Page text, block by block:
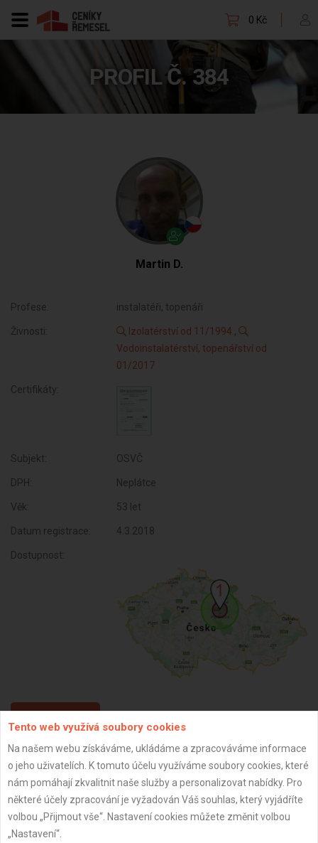
0 Kč
PROFIL Č. 384
Martin D.
Profese: instalatéři, topenáři
Živnosti: Izolatérství od 11/1994 ,
Vodoinstalatérství, topenářství od
01/2017
Certifikáty:
Subjekt: OSVČ
DPH: Neplátce
Věk: 53 let
Datum registrace: 4.3.2018
Dostupnost:
ZPĚT
Aktualizováno z portálu ARES dne 30.12.2023 21:15:10
Tento web využívá soubory cookies
Na našem webu získáváme, ukládáme a zpracováváme informace
o jeho uživatelích. K tomuto účelu využíváme soubory cookies, které
nám pomáhají zkvalitnit naše služby a personalizovat nabídky. Pro
některé účely zpracování je vyžadován Váš souhlas, který vyjádříte
volbou „Přijmout vše“. Nastavení cookies můžete změnit volbou
„Nastavení“.